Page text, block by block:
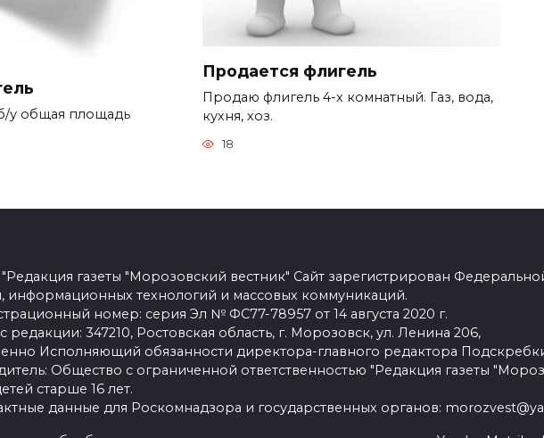
у общая площадь
Продается флигель
Продаю флигель 4-х комнатный. Газ, вода,
кухня, хоз.
18
газеты "Морозовский вестник" Сайт зарегистрирован
информационных технологий и массовых коммуникаций.
номер: серия Эл № ФС77-78957 от 14 августа 2020 г.
редакции: 347210, Ростовская область, г. Морозовск, ул. Ленина 206,
Исполняющий обязанности директора-главного редактора
Общество с ограниченной ответственностью "Редакция газеты
старше 16 лет.
данные для Роскомнадзора и государственных органов: